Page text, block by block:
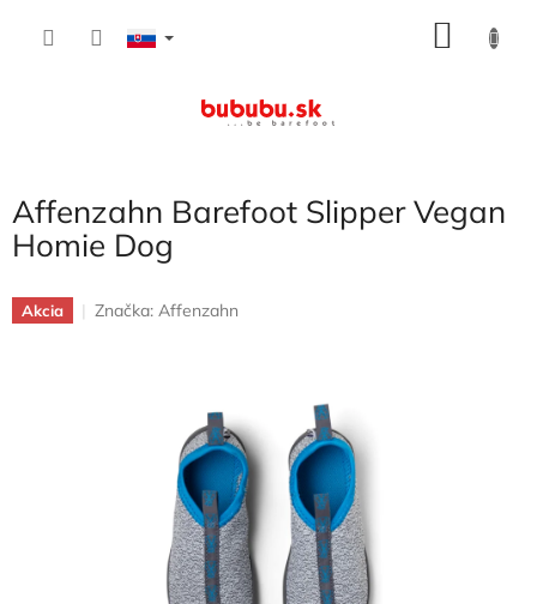
Affenzahn Barefoot Slipper Vegan
Homie Dog
Akcia Značka: Affenzahn